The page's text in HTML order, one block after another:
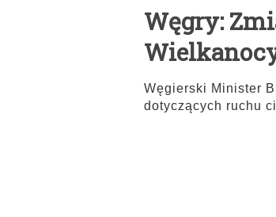
Węgry:
Węgierski Minister
dotyczących ruchu